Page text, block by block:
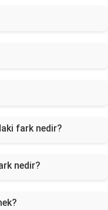
fark nedir?
nedir?